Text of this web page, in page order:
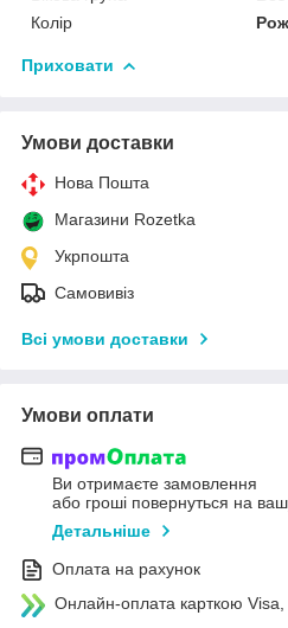
Колір
Приховати
Умови доставки
Нова Пошта
Магазини Rozetka
Укрпошта
Самовивіз
Всі умови доставки
Умови оплати
Ви отримаєте замовлення
або гроші повернуться на
Детальніше
Оплата на рахунок
Онлайн-оплата карткою